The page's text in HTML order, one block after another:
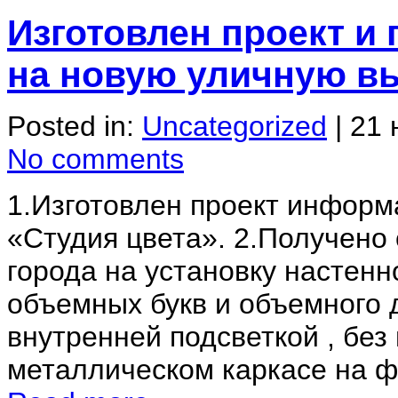
Изготовлен проект
на новую уличную
Posted in: Uncategorized | 21
No comments
1.Изготовлен проект
«Студия цвета».
города на установку
объемных букв и объемного
внутренней подсветкой ,
металлическом каркасе на